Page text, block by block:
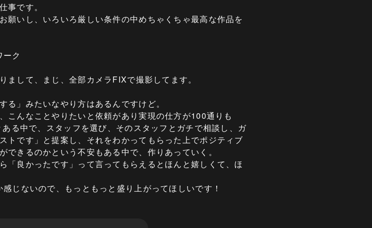
事です。
いし、いろいろ厳しい条件の中めちゃくちゃ最高な作品を
ク
して、まじ、全部カメラFIXで撮影してます。
」みたいなやり方はあるんですけど。
こんなことやりたいと依頼があり実現の仕方が100通りも
る中で、スタッフを選び、そのスタッフとガチで相談し、ガ
です」と提案し、それをわかってもらった上でポジティブ
きるのかという不安もある中で、作りあっていく。
「良かったです」って言ってもらえるとほんと嬉しくて、ほ
じないので、もっともっと盛り上がってほしいです！